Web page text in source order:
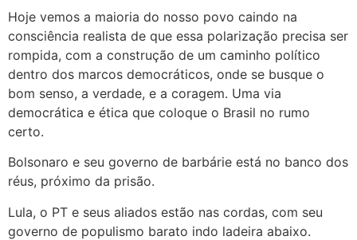
Hoje vemos a maioria do nosso povo caindo na
consciência realista de que essa polarização precisa ser
rompida, com a construção de um caminho político
dentro dos marcos democráticos, onde se busque o
bom senso, a verdade, e a coragem. Uma via
democrática e ética que coloque o Brasil no rumo
certo.
Bolsonaro e seu governo de barbárie está no banco dos
réus, próximo da prisão.
Lula, o PT e seus aliados estão nas cordas, com seu
governo de populismo barato indo ladeira abaixo.